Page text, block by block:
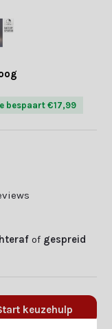
bespaart €17,99
of gespreid
keuzehulp